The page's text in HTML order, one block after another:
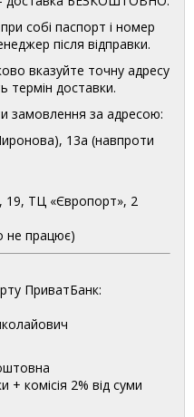
собі паспорт і номер
після відправки.
вказуйте точну адресу
термін доставки.
замовлення за адресою:
13а (навпроти
19, ТЦ «Європорт», 2
не працює)
ПриватБанк:
комісія 2% від суми